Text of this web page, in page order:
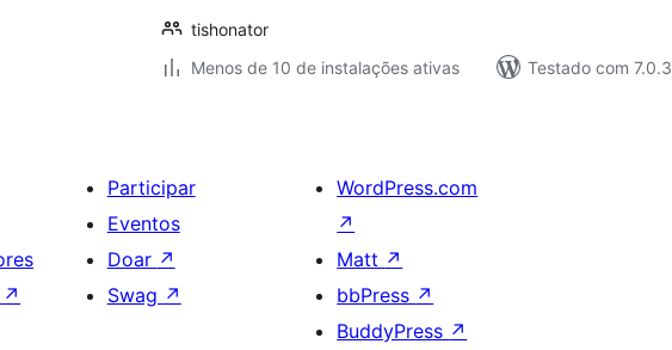
tishonator
Menos de 10 de instalações ativas
Testado com 7.0.3
↗
Participar
Eventos
Doar ↗
Swag ↗
WordPress.com
↗
Matt ↗
bbPress ↗
BuddyPress ↗